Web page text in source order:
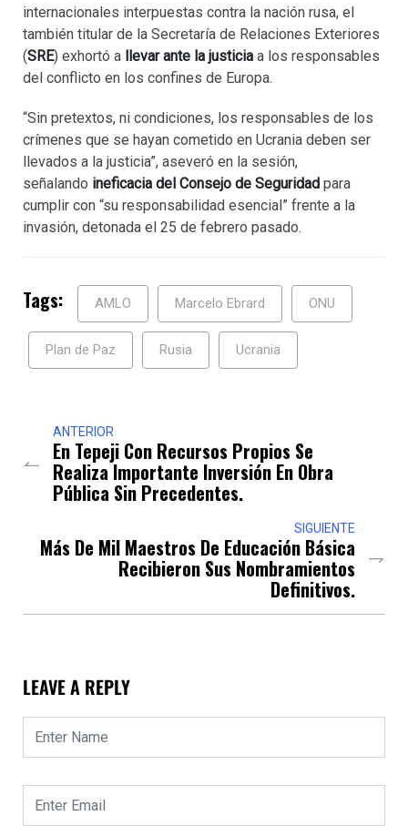
internacionales interpuestas contra la nación rusa, el
también titular de la Secretaría de Relaciones Exteriores
(SRE) exhortó a llevar ante la justicia a los responsables
del conflicto en los confines de Europa.
“Sin pretextos, ni condiciones, los responsables de los
crímenes que se hayan cometido en Ucrania deben ser
llevados a la justicia”, aseveró en la sesión,
señalando ineficacia del Consejo de Seguridad para
cumplir con “su responsabilidad esencial” frente a la
invasión, detonada el 25 de febrero pasado.
Tags: AMLO Marcelo Ebrard ONU
Plan de Paz Rusia Ucrania
ANTERIOR
En Tepeji Con Recursos Propios Se
Realiza Importante Inversión En Obra
Pública Sin Precedentes.
SIGUIENTE
Más De Mil Maestros De Educación Básica
Recibieron Sus Nombramientos
Definitivos.
LEAVE A REPLY